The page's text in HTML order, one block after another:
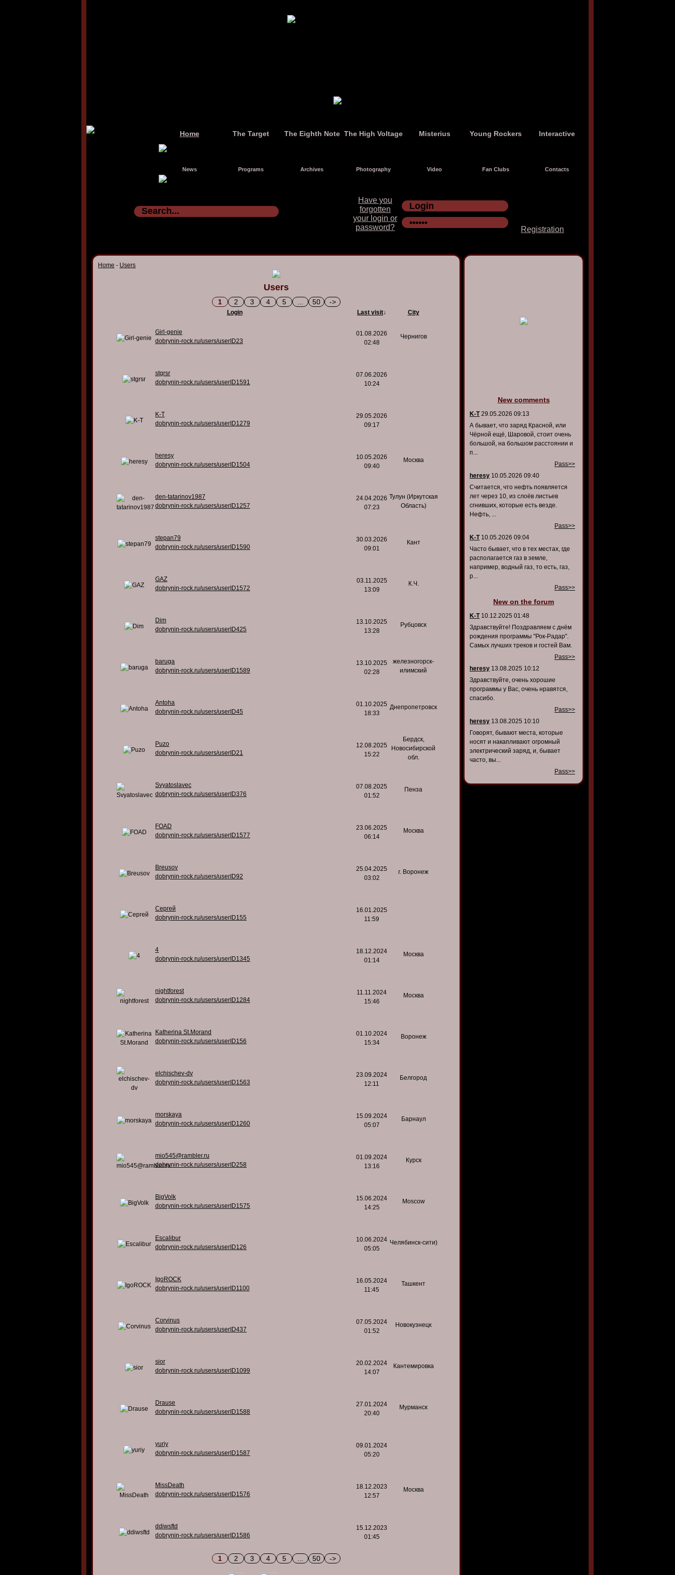
Home The Target The Eighth Note The High Voltage Misterius Young Rockers Interactive
News Programs Archives Photography Video Fan Clubs Contacts
Have you
forgotten
your login or
password?
Registration
Home - Users
Users
1 2 3 4 5 50 ->
Login Last visit↓ City
Girl-genie
dobrynin-rock.ru/users/userID23
01.08.2026
02:48
Чернигов
stgrsr
dobrynin-rock.ru/users/userID1591
07.06.2026
10:24
K-T
dobrynin-rock.ru/users/userID1279
29.05.2026
09:17
heresy
dobrynin-rock.ru/users/userID1504
10.05.2026
09:40
Москва
den-tatarinov1987
dobrynin-rock.ru/users/userID1257
24.04.2026
07:23
Тулун (Иркутская
Область)
stepan79
dobrynin-rock.ru/users/userID1590
30.03.2026
09:01
Кант
GAZ
dobrynin-rock.ru/users/userID1572
03.11.2025
13:09
К.Ч.
Dim
dobrynin-rock.ru/users/userID425
13.10.2025
13:28
Рубцовск
baruga
dobrynin-rock.ru/users/userID1589
13.10.2025
02:28
железногорск-
илимский
Antoha
dobrynin-rock.ru/users/userID45
01.10.2025
18:33
Днепропетровск
Puzo
dobrynin-rock.ru/users/userID21
12.08.2025
15:22
Бердск,
Новосибирской
обл.
Svyatoslavec
dobrynin-rock.ru/users/userID376
07.08.2025
01:52
Пенза
FOAD
dobrynin-rock.ru/users/userID1577
23.06.2025
06:14
Москва
Breusov
dobrynin-rock.ru/users/userID92
25.04.2025
03:02
г. Воронеж
Сергей
dobrynin-rock.ru/users/userID155
16.01.2025
11:59
4
dobrynin-rock.ru/users/userID1345
18.12.2024
01:14
Москва
nightforest
dobrynin-rock.ru/users/userID1284
11.11.2024
15:46
Москва
Katherina St.Morand
dobrynin-rock.ru/users/userID156
01.10.2024
15:34
Воронеж
elchischev-dv
dobrynin-rock.ru/users/userID1563
23.09.2024
12:11
Белгород
morskaya
dobrynin-rock.ru/users/userID1260
15.09.2024
05:07
Барнаул
mio545@rambler.ru
dobrynin-rock.ru/users/userID258
01.09.2024
13:16
Курск
BigVolk
dobrynin-rock.ru/users/userID1575
15.06.2024
14:25
Moscow
Escalibur
dobrynin-rock.ru/users/userID126
10.06.2024
05:05
Челябинск-сити)
IgoROCK
dobrynin-rock.ru/users/userID1100
16.05.2024
11:45
Ташкент
Corvinus
dobrynin-rock.ru/users/userID437
07.05.2024
01:52
Новокузнецк
sior
dobrynin-rock.ru/users/userID1099
20.02.2024
14:07
Кантемировка
Drause
dobrynin-rock.ru/users/userID1588
27.01.2024
20:40
Мурманск
yuriy
dobrynin-rock.ru/users/userID1587
09.01.2024
05:20
MissDeath
dobrynin-rock.ru/users/userID1576
18.12.2023
12:57
Москва
ddiwsftd
dobrynin-rock.ru/users/userID1586
15.12.2023
01:45
1 2 3 4 5 50 ->
New comments
K-T29.05.2026 09:13
А бывает, что заряд Красной, или
Чёрной ещё, Шаровой, стоит очень
большой, на большом расстоянии и
п...
Pass>>
heresy 10.05.2026 09:40
Считается, что нефть появляется
лет через 10, из слоёв листьев
сгнивших, которые есть везде.
Нефть, ...
Pass>>
K-T10.05.2026 09:04
Часто бывает, что в тех местах, где
располагается газ в земле,
например, водный газ, то есть, газ,
р...
Pass>>
New on the forum
K-T10.12.2025 01:48
Здравствуйте! Поздравляем с днём
рождения программы "Рок-Радар".
Самых лучших треков и гостей Вам.
Pass>>
heresy 13.08.2025 10:12
Здравствуйте, очень хорошие
программы у Вас, очень нравятся,
спасибо.
Pass>>
heresy 13.08.2025 10:10
Говорят, бывают места, которые
носят и накапливают огромный
электрический заряд, и, бывает
часто, вы...
Pass>>